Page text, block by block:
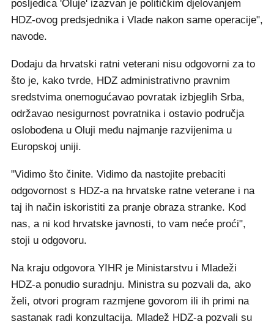
posljedica 'Oluje' izazvan je političkim djelovanjem
HDZ-ovog predsjednika i Vlade nakon same operacije",
navode.
Dodaju da hrvatski ratni veterani nisu odgovorni za to
što je, kako tvrde, HDZ administrativno pravnim
sredstvima onemogućavao povratak izbjeglih Srba,
održavao nesigurnost povratnika i ostavio područja
oslobođena u Oluji među najmanje razvijenima u
Europskoj uniji.
"Vidimo što činite. Vidimo da nastojite prebaciti
odgovornost s HDZ-a na hrvatske ratne veterane i na
taj ih način iskoristiti za pranje obraza stranke. Kod
nas, a ni kod hrvatske javnosti, to vam neće proći",
stoji u odgovoru.
Na kraju odgovora YIHR je Ministarstvu i Mladeži
HDZ-a ponudio suradnju. Ministra su pozvali da, ako
želi, otvori program razmjene govorom ili ih primi na
sastanak radi konzultacija. Mladež HDZ-a pozvali su